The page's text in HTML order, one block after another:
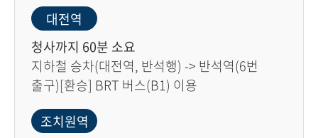
대전역
청사까지 60분 소요
지하철 승차(대전역, 반석행) -> 반석역(6번
출구)[환승] BRT 버스(B1) 이용
조치원역